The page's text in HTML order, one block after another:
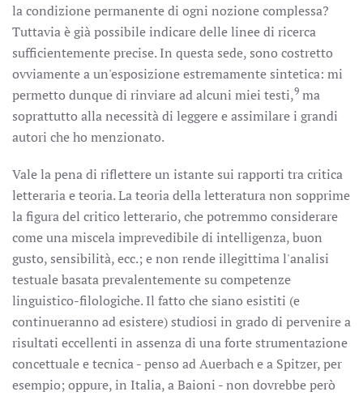
la condizione permanente di ogni nozione complessa?
Tuttavia è già possibile indicare delle linee di ricerca
sufficientemente precise. In questa sede, sono costretto
ovviamente a un'esposizione estremamente sintetica: mi
permetto dunque di rinviare ad alcuni miei testi,9 ma
soprattutto alla necessità di leggere e assimilare i grandi
autori che ho menzionato.
Vale la pena di riflettere un istante sui rapporti tra critica
letteraria e teoria. La teoria della letteratura non sopprime
la figura del critico letterario, che potremmo considerare
come una miscela imprevedibile di intelligenza, buon
gusto, sensibilità, ecc.; e non rende illegittima l'analisi
testuale basata prevalentemente su competenze
linguistico-filologiche. Il fatto che siano esistiti (e
continueranno ad esistere) studiosi in grado di pervenire a
risultati eccellenti in assenza di una forte strumentazione
concettuale e tecnica - penso ad Auerbach e a Spitzer, per
esempio; oppure, in Italia, a Baioni - non dovrebbe però